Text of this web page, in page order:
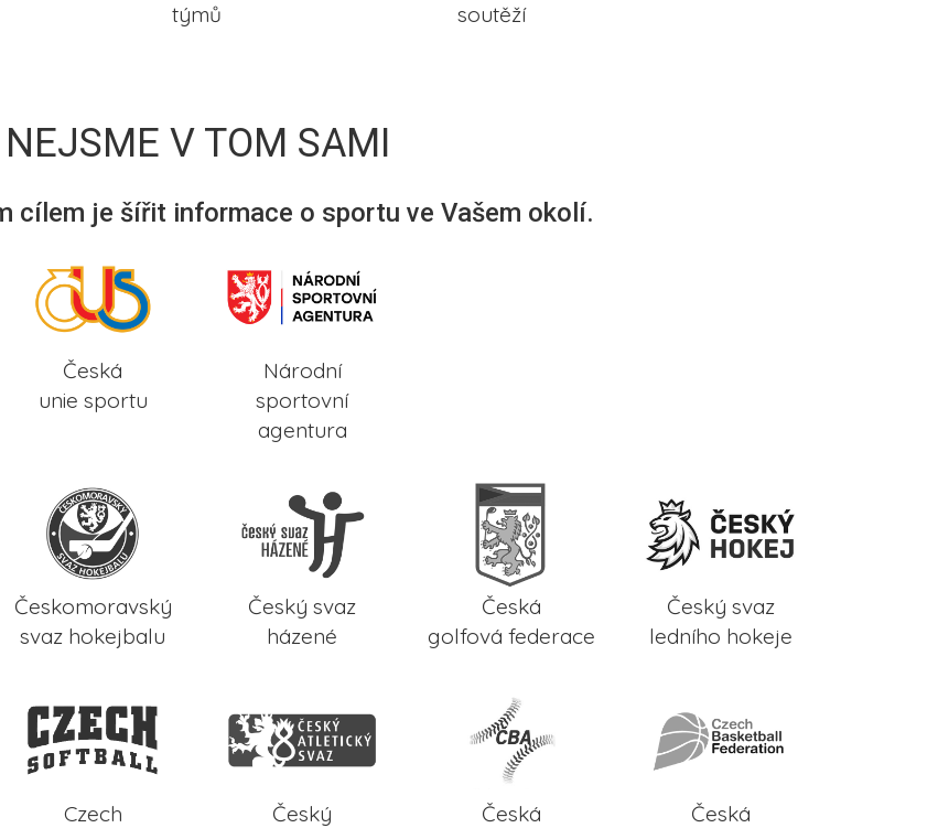
týmů soutěží
NEJSME V TOM SAMI
cílem je šířit informace o sportu ve Vašem okolí.
Česká
unie sportu
Národní
sportovní
agentura
Českomoravský
svaz hokejbalu
Český svaz
házené
Česká
golfová federace
Český svaz
ledního hokeje
Czech
Český
Česká
Česká